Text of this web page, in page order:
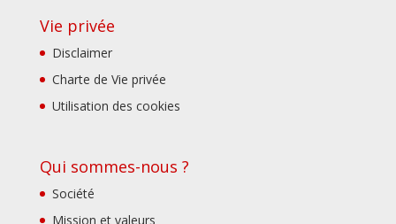
Vie privée
Disclaimer
Charte de Vie privée
Utilisation des cookies
Qui sommes-nous ?
Société
Mission et valeurs